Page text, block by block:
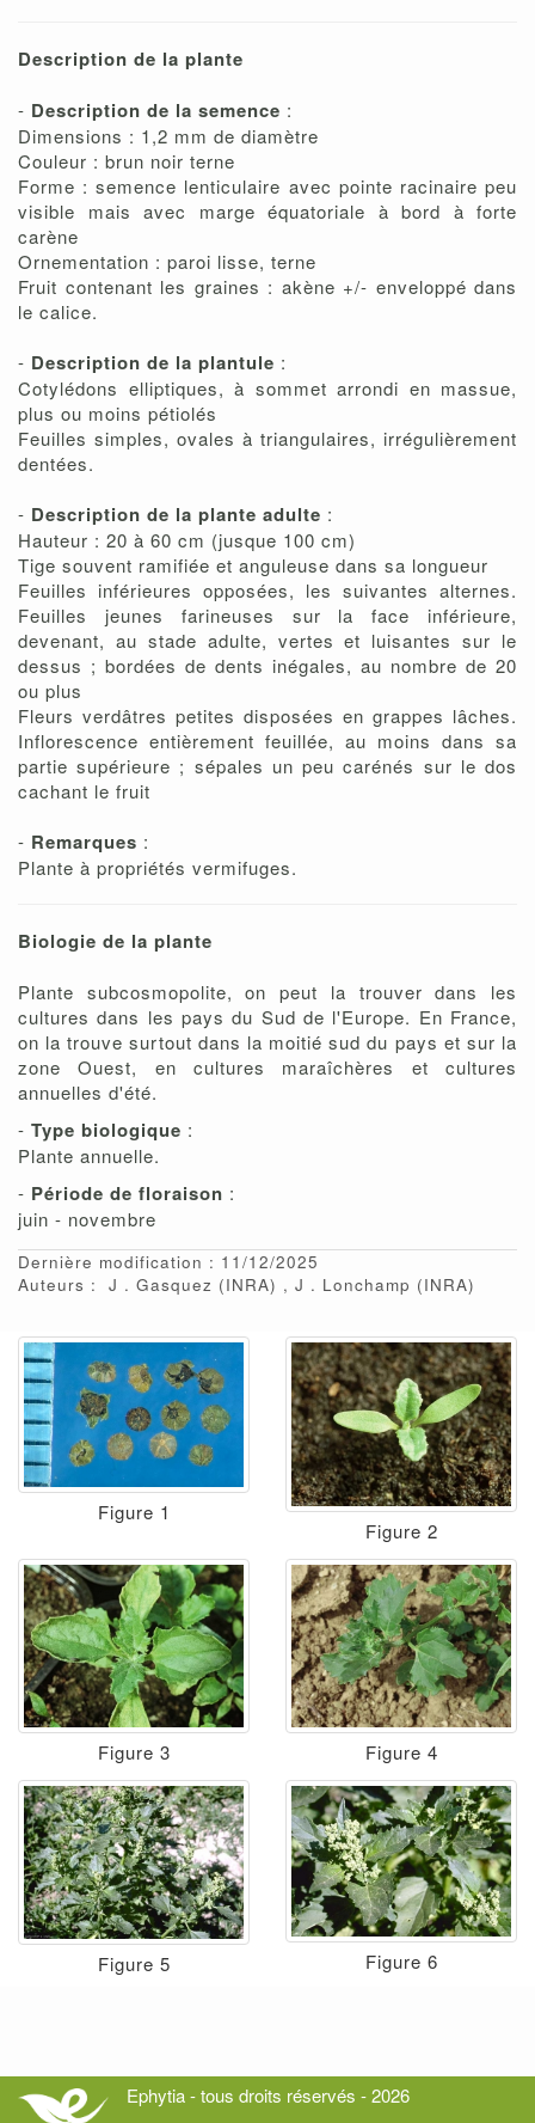
Description de la plante
- Description de la semence :
Dimensions : 1,2 mm de diamètre
Couleur : brun noir terne
Forme : semence lenticulaire avec pointe racinaire peu
visible mais avec marge équatoriale à bord à forte
carène
Ornementation : paroi lisse, terne
Fruit contenant les graines : akène +/- enveloppé dans
le calice.
- Description de la plantule :
Cotylédons elliptiques, à sommet arrondi en massue,
plus ou moins pétiolés
Feuilles simples, ovales à triangulaires, irrégulièrement
dentées.
- Description de la plante adulte :
Hauteur : 20 à 60 cm (jusque 100 cm)
Tige souvent ramifiée et anguleuse dans sa longueur
Feuilles inférieures opposées, les suivantes alternes.
Feuilles jeunes farineuses sur la face inférieure,
devenant, au stade adulte, vertes et luisantes sur le
dessus ; bordées de dents inégales, au nombre de 20
ou plus
Fleurs verdâtres petites disposées en grappes lâches.
Inflorescence entièrement feuillée, au moins dans sa
partie supérieure ; sépales un peu carénés sur le dos
cachant le fruit
- Remarques :
Plante à propriétés vermifuges.
Biologie de la plante
Plante subcosmopolite, on peut la trouver dans les
cultures dans les pays du Sud de l'Europe. En France,
on la trouve surtout dans la moitié sud du pays et sur la
zone Ouest, en cultures maraîchères et cultures
annuelles d'été.
- Type biologique :
Plante annuelle.
- Période de floraison :
juin - novembre
Dernière modification : 11/12/2025
Auteurs :
J Gasquez (INRA) J Lonchamp (INRA)
Figure 1
Figure 2
Figure 3 Figure 4
Figure 5 Figure 6
Ephytia - tous droits réservés - 2026